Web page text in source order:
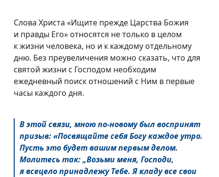
Слова Христа «Ищите прежде Царства Божия
и правды Его» относятся не только в целом
к жизни человека, но и к каждому отдельному
дню. Без преувеличения можно сказать, что для
святой жизни с Господом необходим
ежедневный поиск отношений с Ним в первые
часы каждого дня.
В этой связи, мноюпо-новомубыл воспринят
призыв: «Посвящайте себя Богу каждое утро.
Пусть это будет вашим первым делом.
Молитесь так: „Возьми меня, Господи,
я всецело принадлежу Тебе. Я кладу все свои